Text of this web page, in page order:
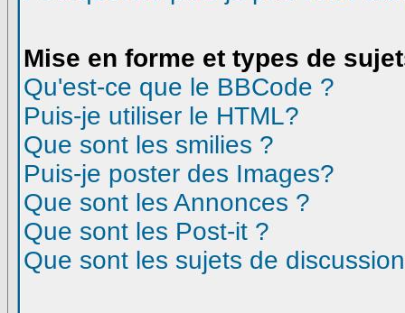
Mise en forme et types de
Qu'est-ce que le BBCode ?
Puis-je utiliser le HTML?
Que sont les smilies ?
Puis-je poster des Images?
Que sont les Annonces ?
Que sont les Post-it ?
Que sont les sujets de